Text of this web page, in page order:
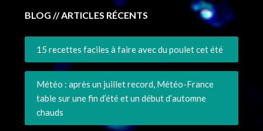
BLOG // ARTICLES RÉCENTS
15 recettes faciles à faire avec du poulet cet été
Météo : après un juillet record, Météo-France
table sur une fin d’été et un début d’automne
chauds